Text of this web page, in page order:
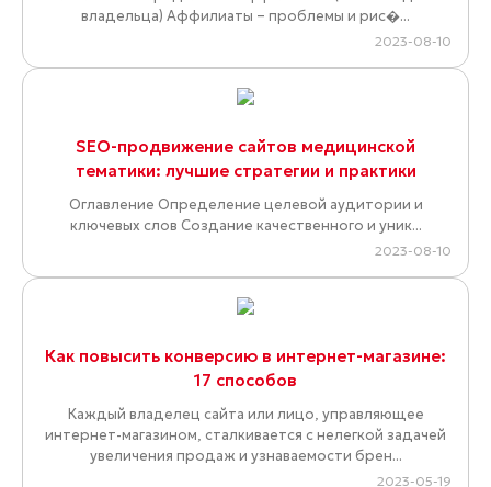
владельца) Аффилиаты – проблемы и рис�...
2023-08-10
SEO-продвижение сайтов медицинской
тематики: лучшие стратегии и практики
Оглавление Определение целевой аудитории и
ключевых слов Создание качественного и уник...
2023-08-10
Как повысить конверсию в интернет-магазине:
17 способов
Каждый владелец сайта или лицо, управляющее
интернет-магазином, сталкивается с нелегкой задачей
увеличения продаж и узнаваемости брен...
2023-05-19